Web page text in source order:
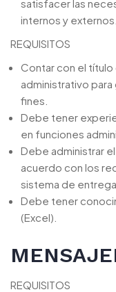
satisfacer las
internos y externos.
REQUISITOS
Contar con el título
administrativo
fines.
Debe tener
en funciones
Debe administrar
acuerdo con los
sistema de entrega.
Debe tener
(Excel).
REQUISITOS